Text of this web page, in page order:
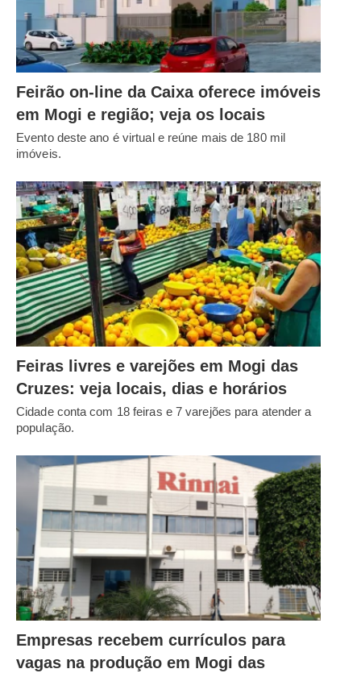
Feirão on-line da Caixa oferece imóveis
em Mogi e região; veja os locais
Evento deste ano é virtual e reúne mais de 180 mil
imóveis.
Feiras livres e varejões em Mogi das
Cruzes: veja locais, dias e horários
Cidade conta com 18 feiras e 7 varejões para atender a
população.
Empresas recebem currículos para
vagas na produção em Mogi das